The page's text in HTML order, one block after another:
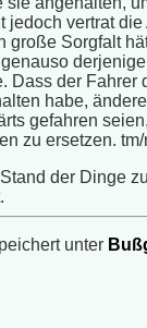
jedoch vertrat die
große Sorgfalt
Dass der Fahrer
habe,
gefahren
zu ersetzen.
der Dinge
unter